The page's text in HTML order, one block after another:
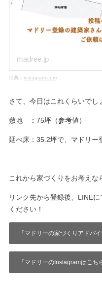
madree.jp
出典： instagram.com
さて、今日はこれくらいでし
敷地 ：75坪（参考値）
延べ床：35.2坪で、マドリー
これから家づくりをお考えな
リンク先から登録後、LINE
ください！
「マドリーの家づくりアドバ
「マドリーのInstagramはこち